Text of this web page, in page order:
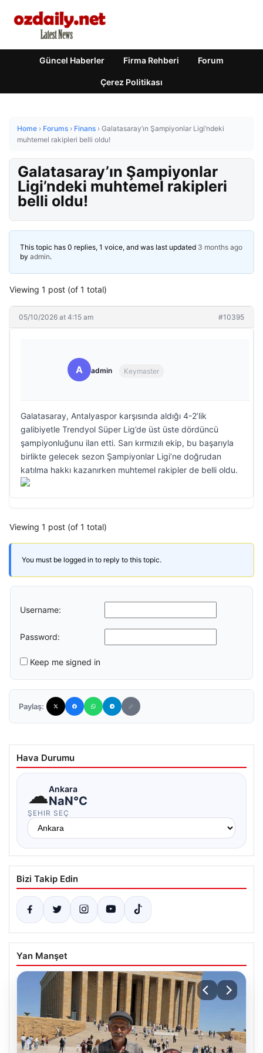
Güncel Haberler Firma Rehberi Forum
Çerez Politikası
Home › Forums › Finans › Galatasaray’ın Şampiyonlar Ligi’ndeki
muhtemel rakipleri belli oldu!
Galatasaray’ın Şampiyonlar
Ligi’ndeki muhtemel rakipleri
belli oldu!
This topic has 0 replies, 1 voice, and was last updated 3 months ago
by admin.
Viewing 1 post (of 1 total)
05/10/2026 at 4:15 am #10395
A admin Keymaster
Galatasaray, Antalyaspor karşısında aldığı 4-2’lik
galibiyetle Trendyol Süper Lig’de üst üste dördüncü
şampiyonluğunu ilan etti. Sarı kırmızılı ekip, bu başarıyla
birlikte gelecek sezon Şampiyonlar Ligi’ne doğrudan
katılma hakkı kazanırken muhtemel rakipler de belli oldu.
Viewing 1 post (of 1 total)
You must be logged in to reply to this topic.
Username:
Password:
Keep me signed in
Paylaş:
Hava Durumu
☁Ankara
NaN°C
ŞEHIR SEÇ
Bizi Takip Edin
Yan Manşet